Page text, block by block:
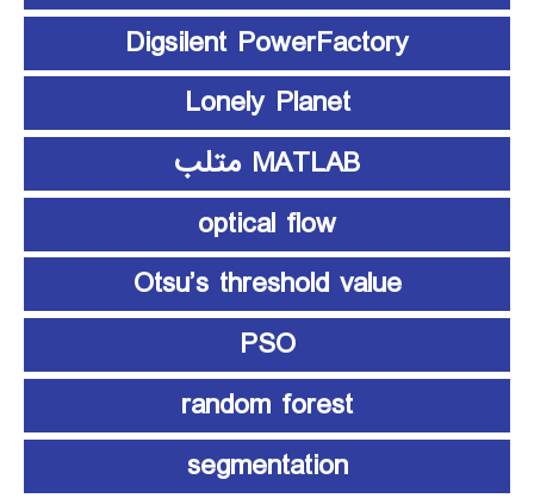
Digsilent PowerFactory
Lonely Planet
MATLAB متلب
optical flow
Otsu’s threshold value
PSO
random forest
segmentation